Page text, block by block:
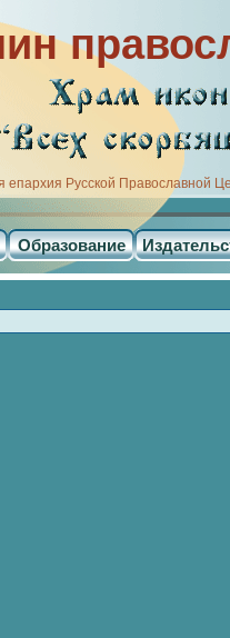
епархия Русской Православной
Образование